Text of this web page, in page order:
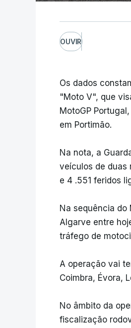
OUVIR
Os dados
"Moto V", que
MotoGP
em Portimão.
Na nota, a
veículos de duas
e 4 .551 feridos
Na sequência do
Algarve entre
tráfego de
A operação vai
Coimbra, Évora,
No âmbito da
fiscalização